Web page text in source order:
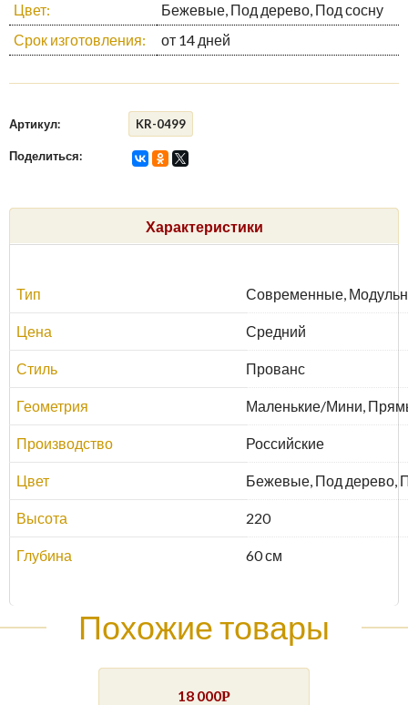
Цвет:
Бежевые, Под дерево, Под сосну
Срок изготовления:
от 14 дней
Артикул: KR-0499
Поделиться:
Характеристики
Тип Современные,
Цена Средний
Стиль Прованс
Геометрия Маленькие/Мини,
Производство Российские
Цвет Бежевые, Под дерево,
Высота 220
Глубина 60 см
Похожие товары
18 000Р